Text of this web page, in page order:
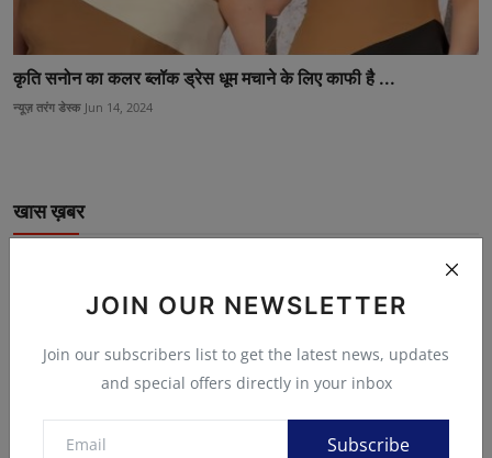
JOIN OUR NEWSLETTER
Join our subscribers list to get the latest news, updates
and special offers directly in your inbox
Subscribe
कृति सनोन का कलर ब्लॉक ड्रेस धूम मचाने के लिए काफी है ...
न्यूज़ तरंग डेस्क Jun 14, 2024
खास ख़बर
मौत पर राजनीतिक माहौल , मंत्री के पहूचते मामला गरम...
Jun 22, 2024
WI vs ENG T20 World Cup : सॉल्ट के तूफान में